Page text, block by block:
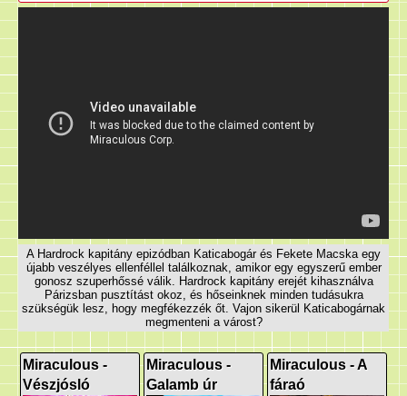
A Hardrock kapitány epizódban Katicabogár és Fekete Macska egy
újabb veszélyes ellenféllel találkoznak, amikor egy egyszerű ember
gonosz szuperhőssé válik. Hardrock kapitány erejét kihasználva
Párizsban pusztítást okoz, és hőseinknek minden tudásukra
szükségük lesz, hogy megfékezzék őt. Vajon sikerül Katicabogárnak
megmenteni a várost?
Miraculous -
Vészjósló
Miraculous -
Galamb úr
Miraculous - A
fáraó